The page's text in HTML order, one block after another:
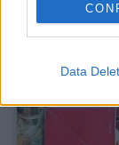
Data
Contatti
policy